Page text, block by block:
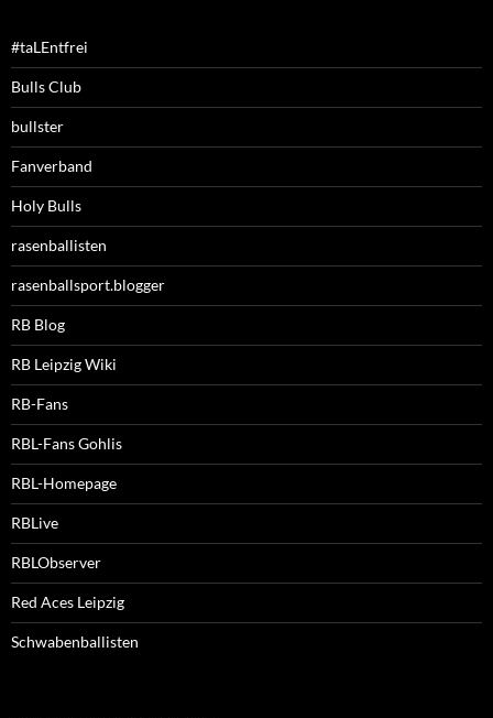
#taLEntfrei
Bulls Club
bullster
Fanverband
Holy Bulls
rasenballisten
rasenballsport.blogger
RB Blog
RB Leipzig Wiki
RB-Fans
RBL-Fans Gohlis
RBL-Homepage
RBLive
RBLObserver
Red Aces Leipzig
Schwabenballisten